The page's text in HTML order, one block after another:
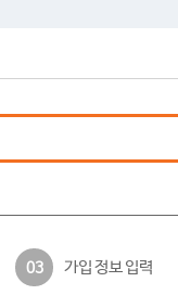
03 가입 정보 입력